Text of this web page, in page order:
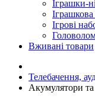
Іграшки-
Іграшкова
Ігрові
Вживані товари
Телебачення,
Акумулятори та